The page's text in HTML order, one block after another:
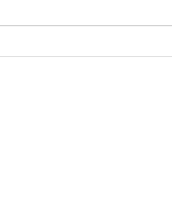
468.000